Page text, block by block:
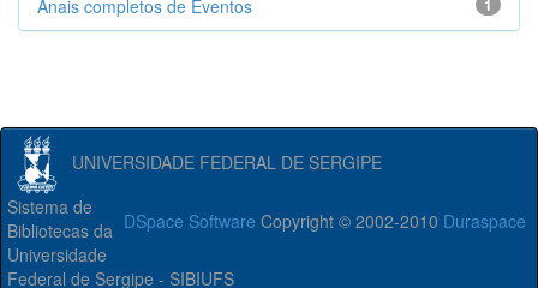
1
Anais completos de Eventos
UNIVERSIDADE FEDERAL DE SERGIPE
DSpace Software Copyright © 2002-2010 Duraspace
Sistema de
Bibliotecas da
Universidade
Federal de Sergipe - SIBIUFS